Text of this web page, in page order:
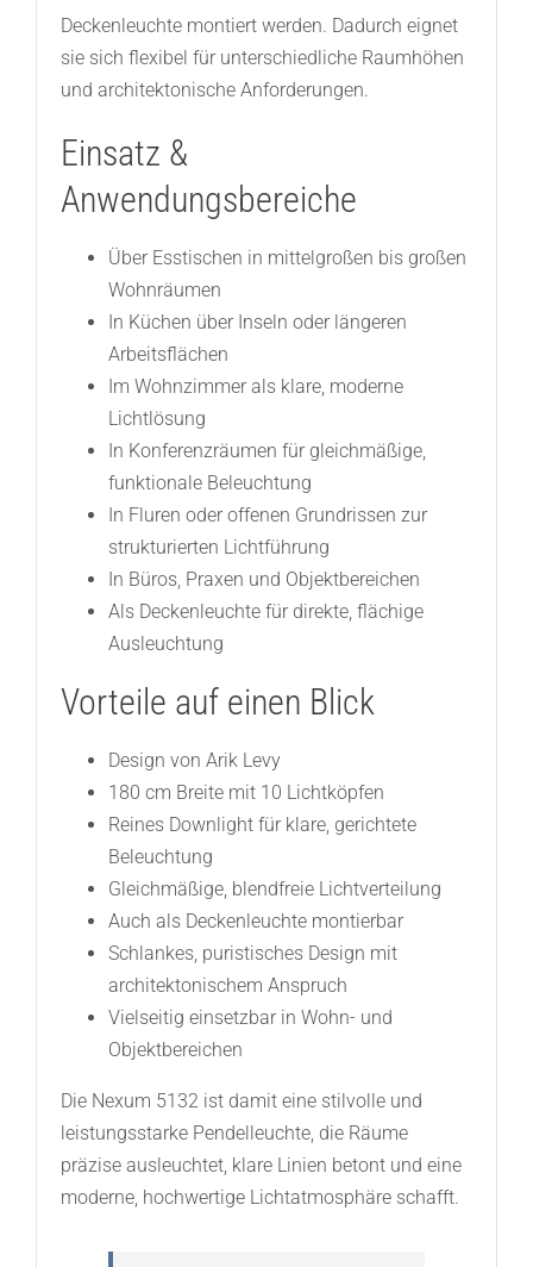
Deckenleuchte montiert werden. Dadurch eignet
sie sich flexibel für unterschiedliche Raumhöhen
und architektonische Anforderungen.
Einsatz &
Anwendungsbereiche
Über Esstischen in mittelgroßen bis großen
Wohnräumen
In Küchen über Inseln oder längeren
Arbeitsflächen
Im Wohnzimmer als klare, moderne
Lichtlösung
In Konferenzräumen für gleichmäßige,
funktionale Beleuchtung
In Fluren oder offenen Grundrissen zur
strukturierten Lichtführung
In Büros, Praxen und Objektbereichen
Als Deckenleuchte für direkte, flächige
Ausleuchtung
Vorteile auf einen Blick
Design von Arik Levy
180 cm Breite mit 10 Lichtköpfen
Reines Downlight für klare, gerichtete
Beleuchtung
Gleichmäßige, blendfreie Lichtverteilung
Auch als Deckenleuchte montierbar
Schlankes, puristisches Design mit
architektonischem Anspruch
Vielseitig einsetzbar in Wohn- und
Objektbereichen
Die Nexum 5132 ist damit eine stilvolle und
leistungsstarke Pendelleuchte, die Räume
präzise ausleuchtet, klare Linien betont und eine
moderne, hochwertige Lichtatmosphäre schafft.